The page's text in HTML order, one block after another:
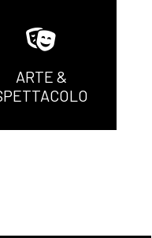
Loris
mio
ARTE &